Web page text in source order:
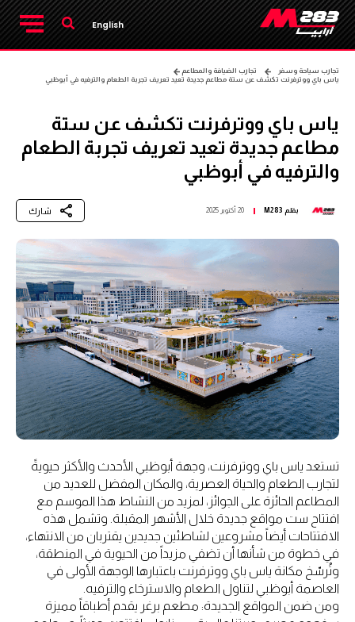
English
تجارب سياحة وسفر
تجارب الضيافة والمطاعم
ياس باي ووترفرنت تكشف عن ستة مطاعم جديدة تعيد تعريف تجربة الطعام والترفيه في أبوظبي
ياس باي ووترفرنت تكشف عن ستة
مطاعم جديدة تعيد تعريف تجربة الطعام
والترفيه في أبوظبي
بقلم M283 20 أكتوبر 2025 شارك
تستعد ياس باي ووترفرنت، وجهة أبوظبي الأحدث والأكثر حيويةً
لتجارب الطعام والحياة العصرية، والمكان المفضل للعديد من
المطاعم الحائزة على الجوائز، لمزيد من النشاط هذا الموسم مع
افتتاح ست مواقع جديدة خلال الأشهر المقبلة. وتشمل هذه
الافتتاحات أيضاً مشروعين لشاطئين جديدين يقتربان من الانتهاء،
في خطوة من شأنها أن تضفي مزيداً من الحيوية في المنطقة،
وتُرسّخ مكانة ياس باي ووترفرنت باعتبارها الوجهة الأولى في
العاصمة أبوظبي لتناول الطعام والاسترخاء والترفيه.
ومن ضمن المواقع الجديدة: مطعم برغر يقدم أطباقاً مميزة